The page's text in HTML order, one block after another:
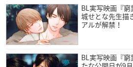
BL実写映画『
城せとな先生描
アルが解禁！
BL実写映画『